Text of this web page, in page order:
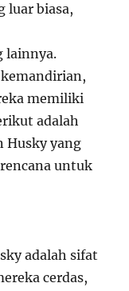
luar biasa,
lainnya.
memiliki
adalah
Husky yang
untuk
adalah sifat
cerdas,